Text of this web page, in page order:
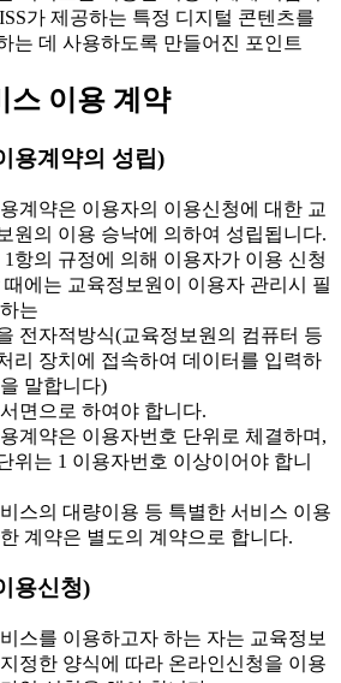
가 제공하는 특정 디지털 콘텐츠를
는 데 사용하도록 만들어진 포인트
스 이용 계약
용계약의 성립)
계약은 이용자의 이용신청에 대한 교
원의 이용 승낙에 의하여 성립됩니다.
항의 규정에 의해 이용자가 이용 신청
때에는 교육정보원이 이용자 관리시 필
는
전자적방식(교육정보원의 컴퓨터 등
리 장치에 접속하여 데이터를 입력하
말합니다)
면으로 하여야 합니다.
계약은 이용자번호 단위로 체결하며,
위는 1 이용자번호 이상이어야 합니
스의 대량이용 등 특별한 서비스 이용
계약은 별도의 계약으로 합니다.
용신청)
스를 이용하고자 하는 자는 교육정보
정한 양식에 따라 온라인신청을 이용